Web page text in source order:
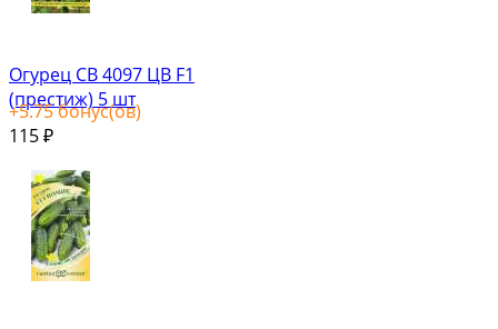
Огурец СВ 4097 ЦВ F1
(престиж) 5 шт
+5.75бонус(ов)
115 ₽